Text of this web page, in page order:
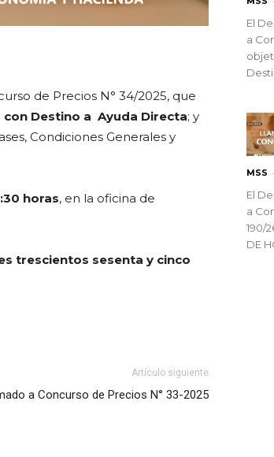
de Precios N° 34/2025, que
Destino a Ayuda Directa; y
Condiciones Generales y
horas, en la oficina de
trescientos sesenta y cinco
Artículo siguiente
a Concurso de Precios N° 33-2025
El
a
MSS -
El
a
190/
DE